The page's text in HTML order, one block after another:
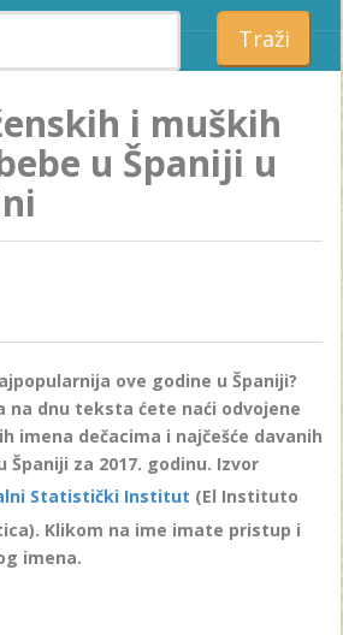
Traži
i muških
u Španiji u
ove godine u Španiji?
na dnu teksta ćete naći odvojene
imena dečacima i najčešće davanih
Španiji za 2017. godinu. Izvor
Statistički Institut (El Instituto
Klikom na ime imate pristup i
imena.